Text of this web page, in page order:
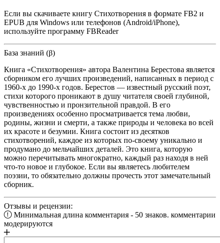
Если вы скачиваете книгу Стихотворения в формате FB2 и
EPUB для Windows или телефонов (Android/iPhone),
используйте программу FBReader
База знаний (β)
Книга «Стихотворения» автора Валентина Берестова является
сборником его лучших произведений, написанных в период с
1960-х до 1990-х годов. Берестов — известный русский поэт,
стихи которого проникают в душу читателя своей глубиной,
чувственностью и пронзительной правдой. В его
произведениях особенно просматривается тема любви,
родины, жизни и смерти, а также природы и человека во всей
их красоте и безумии. Книга состоит из десятков
стихотворений, каждое из которых по-своему уникально и
продумано до мельчайших деталей. Это книга, которую
можно перечитывать многократно, каждый раз находя в ней
что-то новое и глубокое. Если вы являетесь любителем
поэзии, то обязательно должны прочесть этот замечательный
сборник.
Отзывы и рецензии:
Минимальная длина комментария - 50 знаков. комментарии
модерируются